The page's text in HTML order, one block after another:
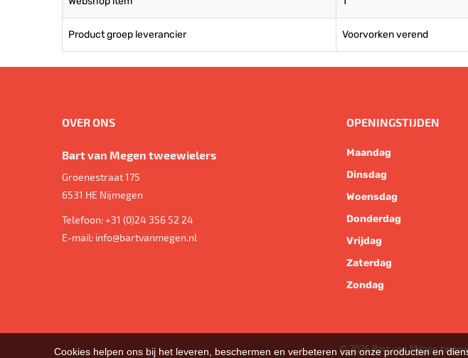
Product groep leverancier Voorvorken verend
OVER ONS
Bart van Megen tweewielers
Groenestraat 175
6531 HE Nijmegen
Telefoon:+31 (0)24 356 52 24
E-mail: info@bartvanmegen.nl
OPENINGSTIJDEN
Maandag
Dinsdag
Woensdag
Donderdag
Vrijdag
Zaterdag
Zondag
© 2026 Bart van Megen
Cookies helpen ons bij het leveren, beschermen en verbeteren van onze producten en